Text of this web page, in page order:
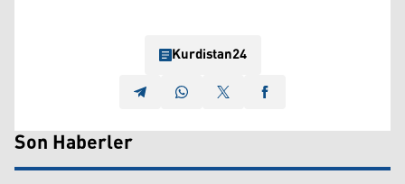
Kurdistan24
Son Haberler